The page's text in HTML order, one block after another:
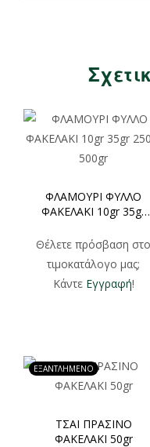
ΦΛΑΜΟΥΡΙ ΦΥΛΛΟ
ΦΑΚΕΛΑΚΙ 10gr 35gr
Θέλετε πρόσβαση στο
τιμοκατάλογο μας;
Κάντε Εγγραφή!
ΕΞΑΝΤΛΗΜΕΝΟ
ΤΣΑΙ ΠΡΑΣΙΝΟ
ΦΑΚΕΛΑΚΙ 50gr